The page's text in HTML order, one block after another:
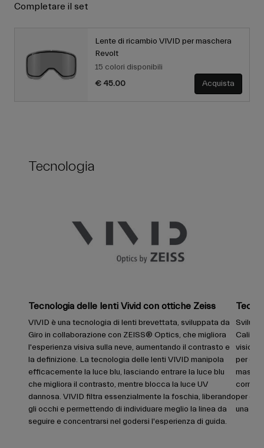
Completare il set
Lente di ricambio VIVID per maschera
Revolt
15 colori disponibili
€ 45.00
Acquista
Tecnologia
Tecnologia delle lenti Vivid con ottiche Zeiss
VIVID è una tecnologia di lenti brevettata, sviluppata da
Giro in collaborazione con ZEISS® Optics, che migliora
l'esperienza visiva sulla neve, aumentando il contrasto e
la definizione. La tecnologia delle lenti VIVID manipola
efficacemente la luce blu, lasciando entrare la luce blu
che migliora il contrasto, mentre blocca la luce UV
dannosa. VIVID filtra essenzialmente la foschia, liberando
gli occhi e permettendo di individuare meglio la linea da
seguire e concentrarsi nel godersi l'esperienza di guida.
visione
per
per
una